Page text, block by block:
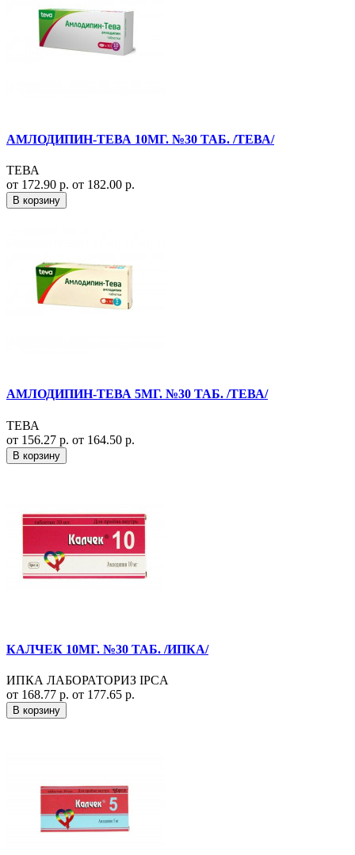
АМЛОДИПИН-ТЕВА 10МГ. №30 ТАБ. /ТЕВА/
ТЕВА
от 172.90 р. от 182.00 р.
В корзину
АМЛОДИПИН-ТЕВА 5МГ. №30 ТАБ. /ТЕВА/
ТЕВА
от 156.27 р. от 164.50 р.
В корзину
КАЛЧЕК 10МГ. №30 ТАБ. /ИПКА/
ИПКА ЛАБОРАТОРИЗ IPCA
от 168.77 р. от 177.65 р.
В корзину